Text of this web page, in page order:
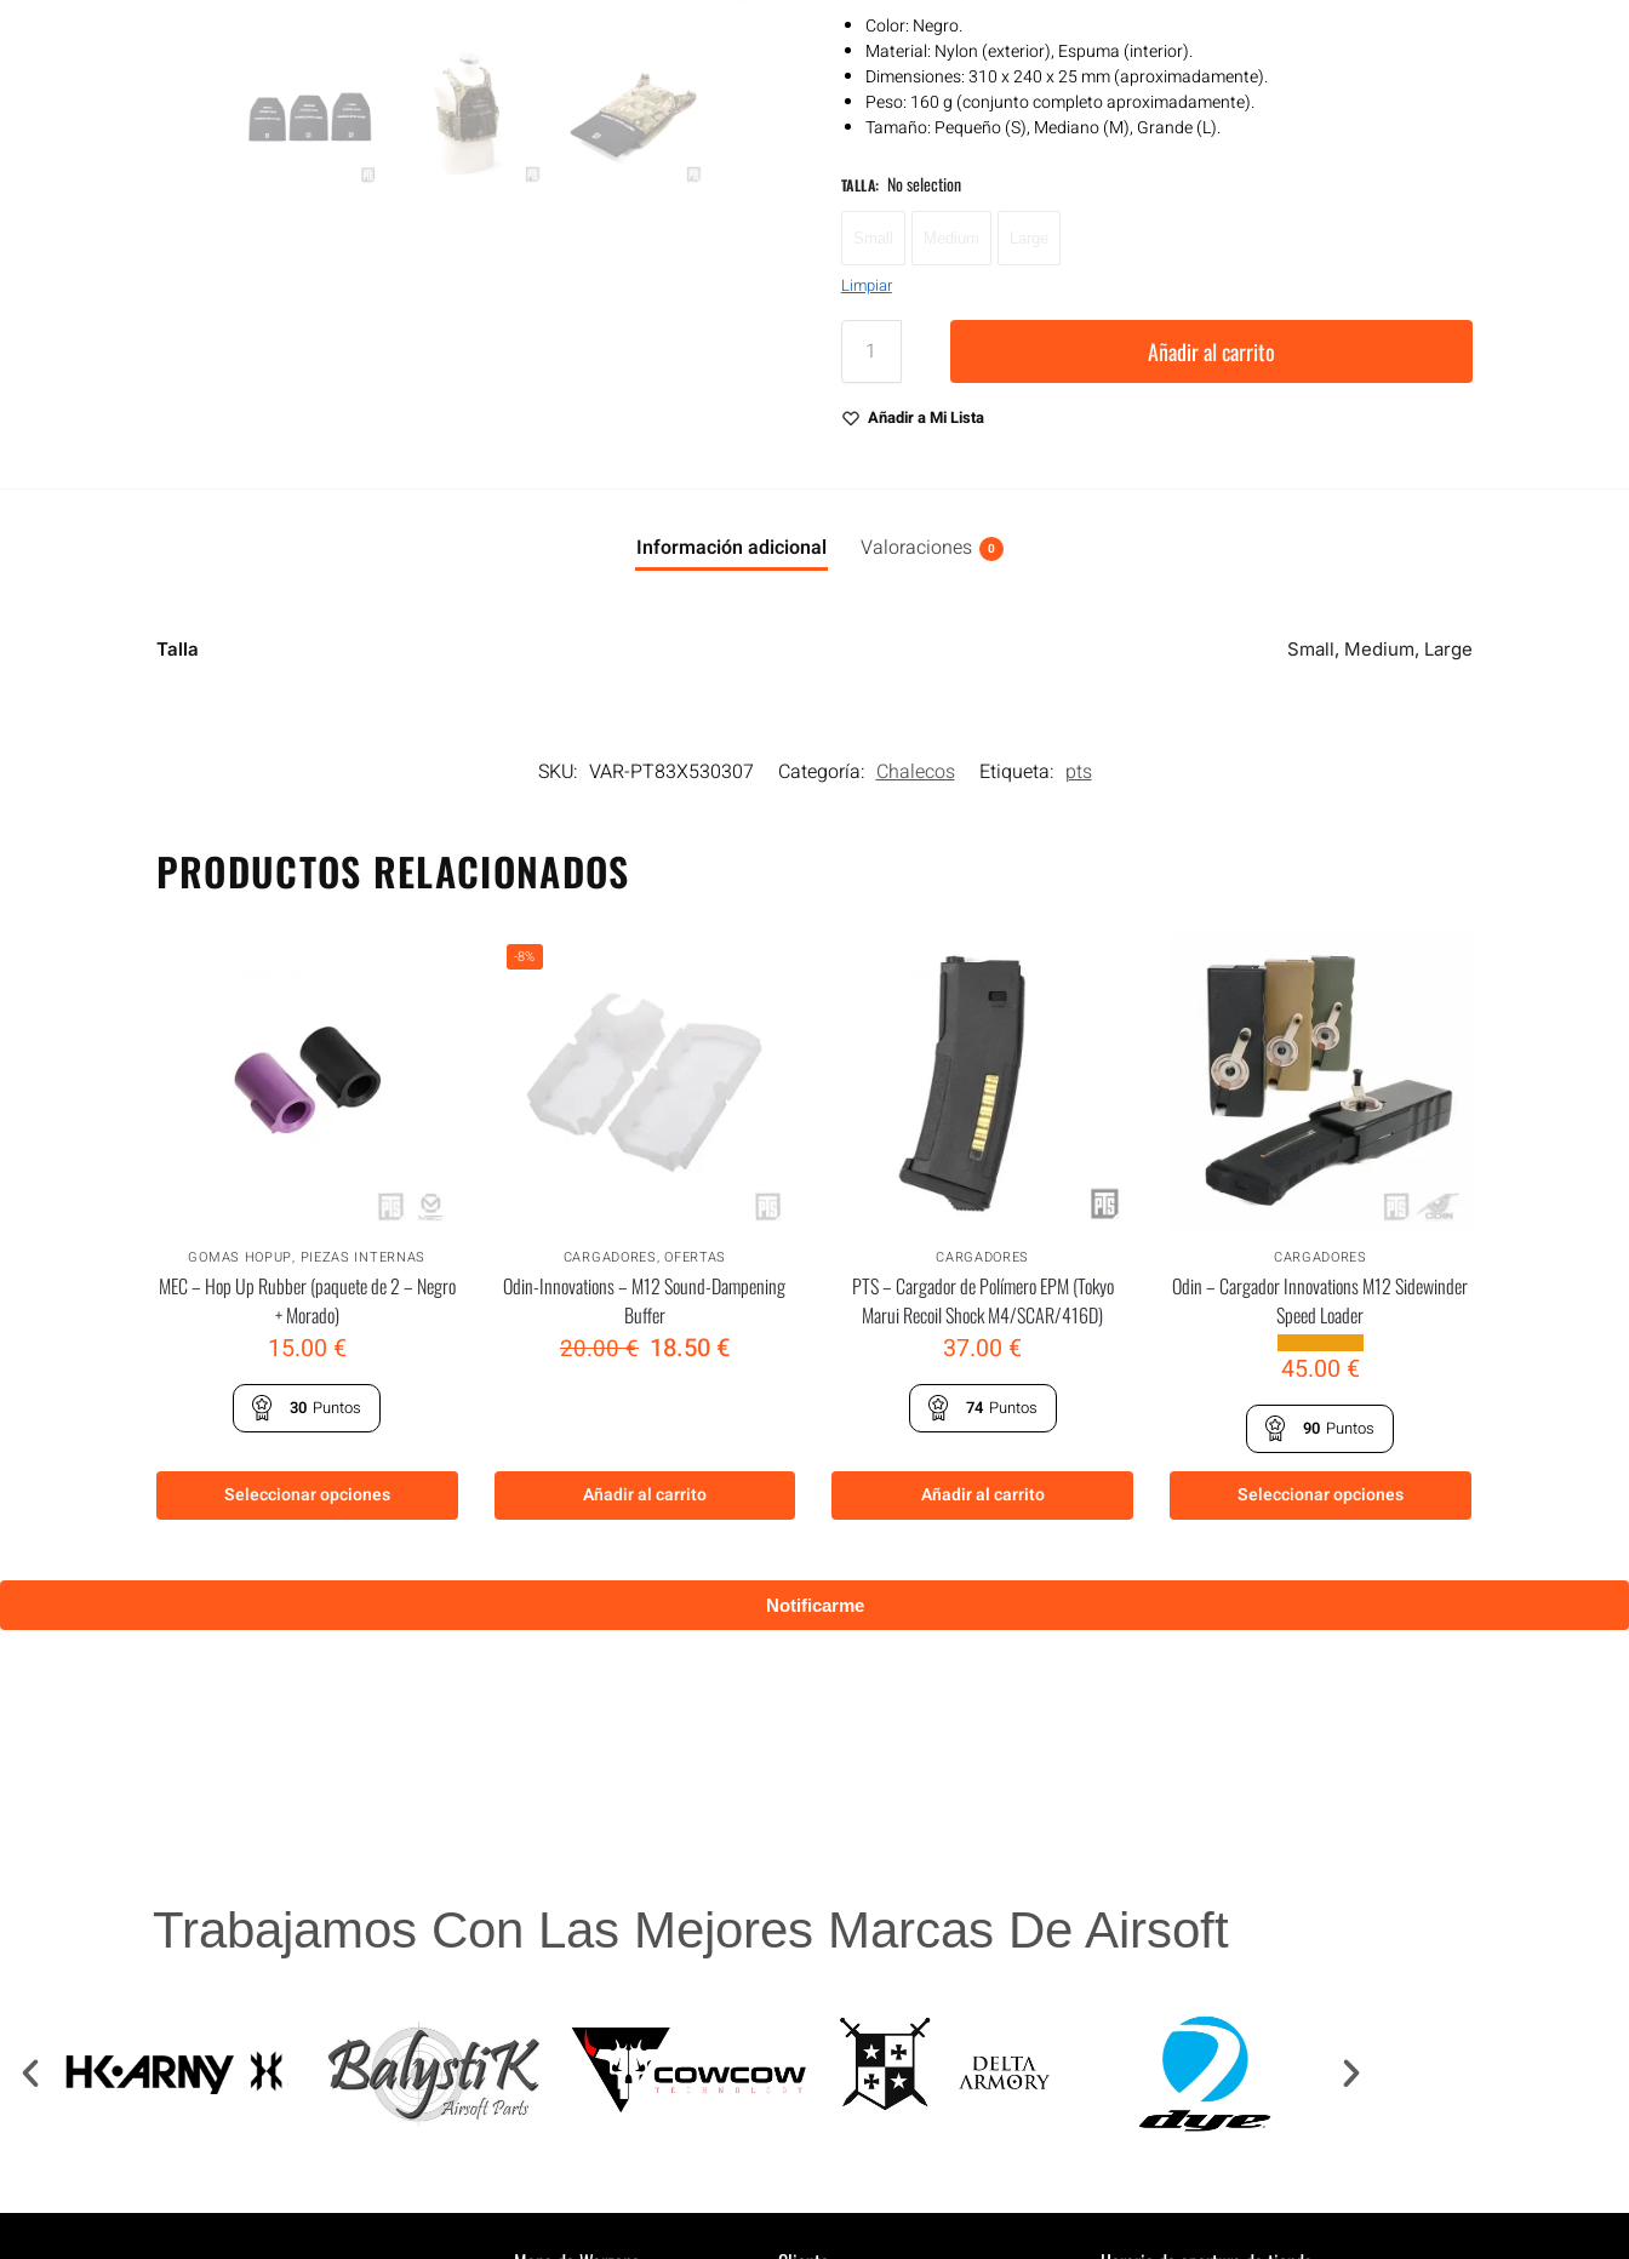
Color: Negro.
Material: Nylon (exterior), Espuma (interior).
Dimensiones: 310 x 240 x 25 mm (aproximadamente).
Peso: 160 g (conjunto completo aproximadamente).
Tamaño: Pequeño (S), Mediano (M), Grande (L).
TALLA: No selection
Limpiar
Añadir al carrito
Añadir a Mi Lista
Información adicional Valoraciones 0
Talla Small, Medium, Large
SKU: VAR-PT83X530307 Categoría: Chalecos Etiqueta: pts
PRODUCTOS RELACIONADOS
GOMAS HOPUP, PIEZAS INTERNAS
MEC – Hop Up Rubber (paquete de 2 – Negro
+ Morado)
15.00 €
30 Puntos
Seleccionar opciones
-8%
CARGADORES,OFERTAS
Odin-Innovations – M12 Sound-Dampening
Buffer
20.00€ 18.50 €
Añadir al carrito
CARGADORES
PTS – Cargador de Polímero EPM (Tokyo
Marui Recoil Shock M4/SCAR/416D)
37.00 €
74 Puntos
Añadir al carrito
CARGADORES
Odin – Cargador Innovations M12 Sidewinder
Speed Loader
45.00 €
90 Puntos
Seleccionar opciones
Trabajamos Con Las Mejores Marcas De Airsoft